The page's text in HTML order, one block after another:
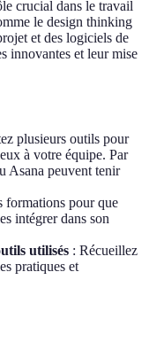
crucial dans le travail
le design thinking
et des logiciels de
innovantes et leur mise
plusieurs outils pour
à votre équipe. Par
Asana peuvent tenir
formations pour que
intégrer dans son
utilisés : Récueillez
pratiques et